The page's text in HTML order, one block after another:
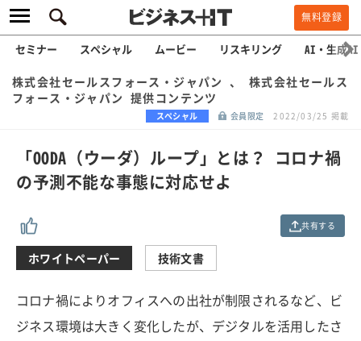
無料登録
セミナー スペシャル ムービー リスキリング AI・生成AI
株式会社セールスフォース・ジャパン 、 株式会社セールス
フォース・ジャパン 提供コンテンツ
スペシャル 会員限定 2022/03/25 掲載
「OODA（ウーダ）ループ」とは？ コロナ禍
の予測不能な事態に対応せよ
共有する
ホワイトペーパー 技術文書
コロナ禍によりオフィスへの出社が制限されるなど、ビ
ジネス環境は大きく変化したが、デジタルを活用したさ